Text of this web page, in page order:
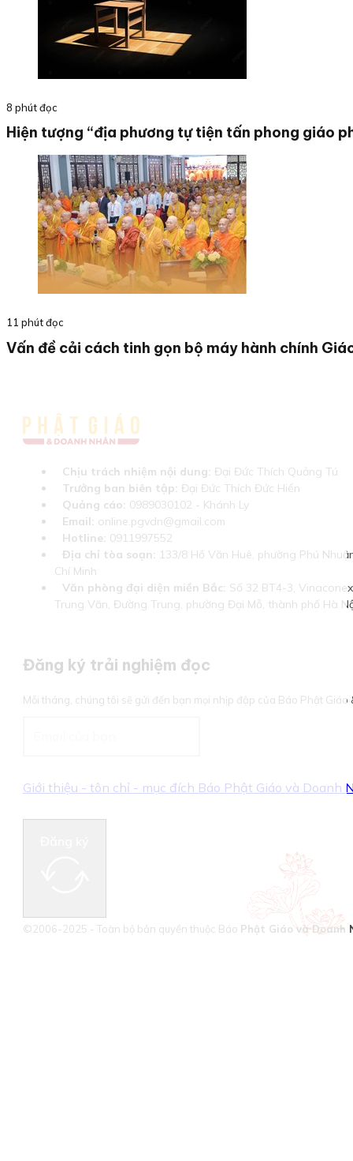
8 phút đọc
Hiện tượng “địa phương tự tiện tấn phong giáo
11 phút đọc
Vấn đề cải cách tinh gọn bộ máy hành chính
Chịu trách nhiệm nội dung: Đại Đức Thích Quảng Tú
Trưởng ban biên tập: Đại Đức Thích Đức Hiển
Quảng cáo: 0989030102 - Khánh Ly
Email: online.pgvdn@gmail.com
Hotline: 0911997552
Địa chỉ tòa soạn: 133/8 Hồ Văn Huê, phường Phú
Chí Minh
Văn phòng đại diện miền Bắc: Số 32 BT4-3,
Trung Văn, Đường Trung, phường Đại Mỗ, thành phố Hà
Đăng ký trải nghiệm đọc
Mỗi tháng, chúng tôi sẽ gửi đến bạn mọi nhịp đập của Báo Phật Giáo
Giới thiệu - tôn chỉ - mục đích Báo Phật Giáo và Doanh
©2006-2025 - Toàn bộ bản quyền thuộc Báo Phật Giáo và Doanh